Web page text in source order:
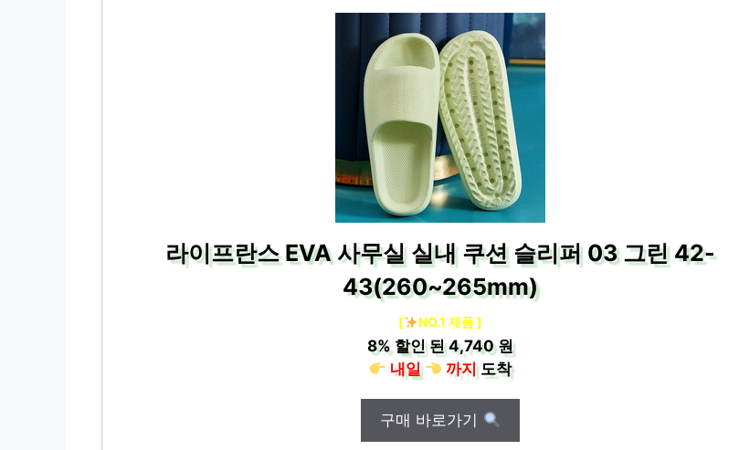
라이프란스 EVA 사무실 실내 쿠션 슬리퍼 03 그린 42-
43(260~265mm)
[ NO.1 제품 ]
8%할인 된4,740 원
내일
까지도착
구매 바로가기